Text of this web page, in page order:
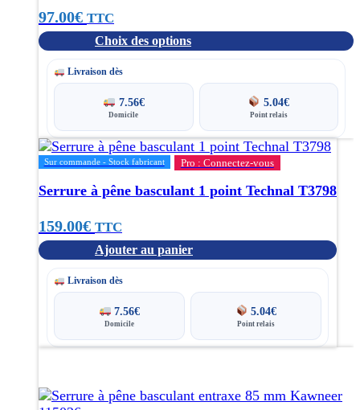
97.00€ TTC
Choix des options
choisies
sur
la
page Livraison dès
7.56€
Domicile
5.04€
Point relais
Sur commande - Stock fabricant Pro : Connectez-vous
Serrure à pêne basculant 1 point Technal T3798
159.00€ TTC
Ajouter au panier
Livraison dès
7.56€
Domicile
5.04€
Point relais